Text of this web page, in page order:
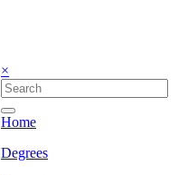
×
Home
Degrees